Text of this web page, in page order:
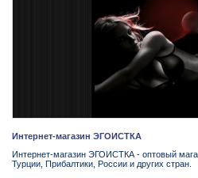
Интернет-магазин ЭГОИСТКА
Интернет-магазин ЭГОИСТКА - оптовый
Турции, Прибалтики, России и других стран.